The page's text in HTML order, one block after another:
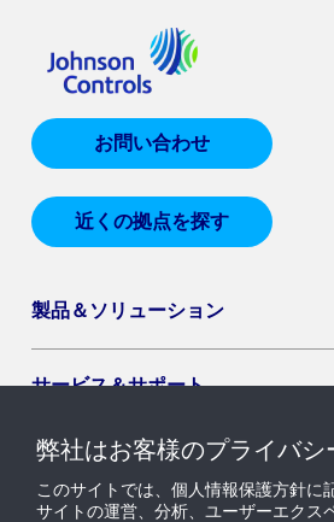
お問い合わせ
近くの拠点を探す
製品＆ソリューション
サービス＆サポート
導入セグメント
弊社はお客様のプライバシ
このサイトでは、個人情報保護方針に
サイトの運営、分析、ユーザーエクス